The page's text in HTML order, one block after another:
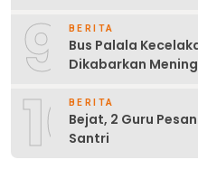
9 BERITA
Bus Palala
Dikabarkan
10BERITA
Bejat, 2 Guru
Santri